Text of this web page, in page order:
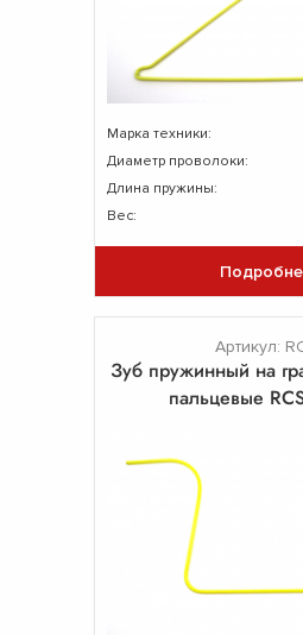
Марка техники:
Диаметр проволоки:
Длина пружины:
Вес:
Артикул:
Зуб пружинный на
пальцевые